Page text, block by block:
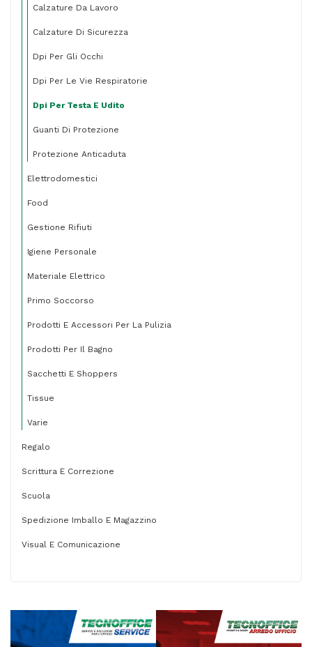
Calzature Da Lavoro
Calzature Di Sicurezza
Dpi Per Gli Occhi
Dpi Per Le Vie Respiratorie
Dpi Per Testa E Udito
Guanti Di Protezione
Protezione Anticaduta
Elettrodomestici
Food
Gestione Rifiuti
Igiene Personale
Materiale Elettrico
Primo Soccorso
Prodotti E Accessori Per La Pulizia
Prodotti Per Il Bagno
Sacchetti E Shoppers
Tissue
Varie
Regalo
Scrittura E Correzione
Scuola
Spedizione Imballo E Magazzino
Visual E Comunicazione